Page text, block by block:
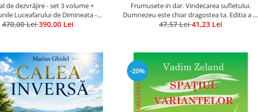
de dezvrăjire - set 3 volume +
Luceafarului de Dimineata -
Gratuit)
470,00 Lei390,00 Lei
Frumusete in dar. Vindecarea sufletului.
Dumnezeu este chiar dragostea ta. Editia a 2-
a
47,57 Lei41,23 Lei
-20%